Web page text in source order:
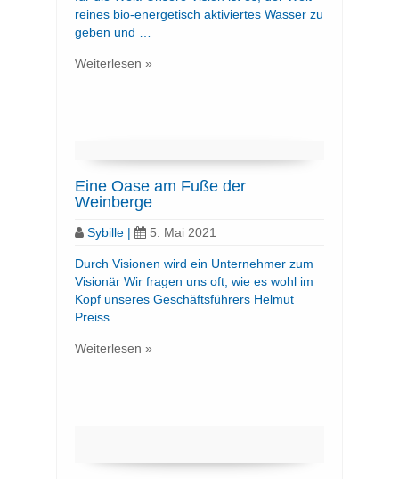
reines bio-energetisch aktiviertes Wasser zu
geben und …
Weiterlesen »
Eine Oase am Fuße der
Weinberge
Sybille | 5. Mai 2021
Durch Visionen wird ein Unternehmer zum
Visionär Wir fragen uns oft, wie es wohl im
Kopf unseres Geschäftsführers Helmut
Preiss …
Weiterlesen »